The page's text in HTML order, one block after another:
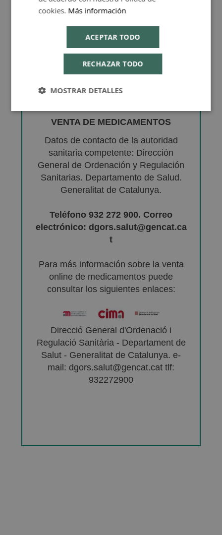
VENTA DE MEDICAMENTOS
Datos de contacto de la autoridad
sanitaria competente: Dirección
General de Ordenación y Regulación
Sanitarias. Departamento de Salud.
Generalitat de Catalunya.
Teléfono 932 272 900. Correo
electrónico: dgors.salut@gencat.ca
t
Para más información sobre la venta
online de medicamentos puede
consultar los siguientes enlaces:
Direcció General d'Ordenació i
Regulació Sanitària - Departament de
Salut - Generalitat de Catalunya. e-
mail: dgors.salut@gencat.cat tlf:
932272900
cookies. Más información
ACEPTAR TODO
RECHAZAR TODO
MOSTRAR DETALLES